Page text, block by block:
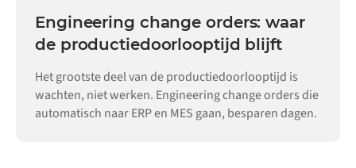
Engineering change orders: waar
de productiedoorlooptijd blijft
Het grootste deel van de productiedoorlooptijd is
wachten, niet werken. Engineering change orders die
automatisch naar ERP en MES gaan, besparen dagen.